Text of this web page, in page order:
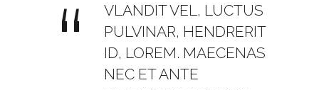
VLANDIT VEL, LUCTUS
PULVINAR, HENDRERIT
ID, LOREM. MAECENAS
NEC ET ANTE